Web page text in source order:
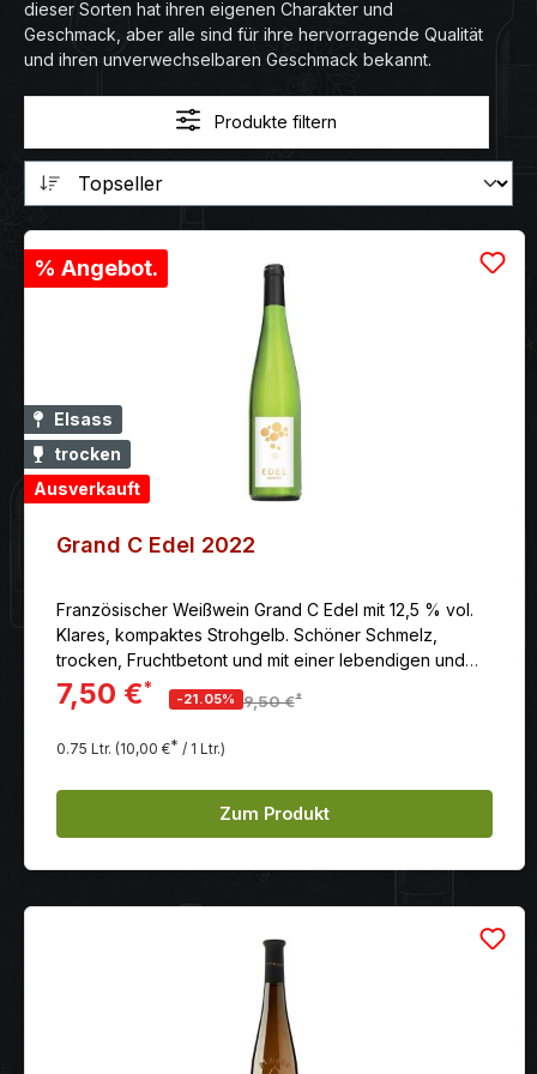
dieser Sorten hat ihren eigenen Charakter und
Geschmack, aber alle sind für ihre hervorragende Qualität
und ihren unverwechselbaren Geschmack bekannt.
Produkte filtern
% Angebot.
Elsass
trocken
Ausverkauft
Grand C Edel 2022
Französischer Weißwein Grand C Edel mit 12,5 % vol.
Klares, kompaktes Strohgelb. Schöner Schmelz,
trocken, Fruchtbetont und mit einer lebendigen und
zugänglichen Säure.
7,50 €*
-21.05% 9,50 €*
0.75 Ltr. (10,00 €* / 1 Ltr.)
Zum Produkt